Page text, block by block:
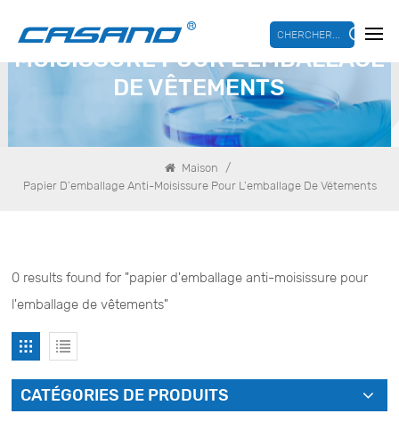
CHERCHER...
PAPIER D'EMBALLAGE ANTI-
MOISISSURE POUR L'EMBALLAGE
DE VÊTEMENTS
Maison /
Papier D'emballage Anti-Moisissure Pour L'emballage De Vêtements
0 results found for "papier d'emballage anti-moisissure pour
l'emballage de vêtements"
CATÉGORIES DE PRODUITS